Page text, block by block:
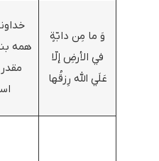
وَ ما مِن دابّةٍ
في الأرضِ إلّا
عَلَي الله رِزقُها
همه